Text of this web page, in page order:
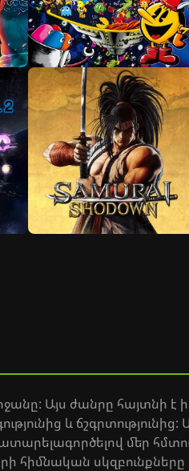
Այս ժանրը հայտնի է
և
մեր
հիմնական սկզբունքները